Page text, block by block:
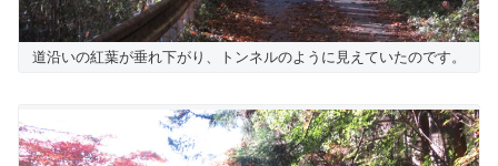
道沿いの紅葉が垂れ下がり、トンネルのように見えていたのです。